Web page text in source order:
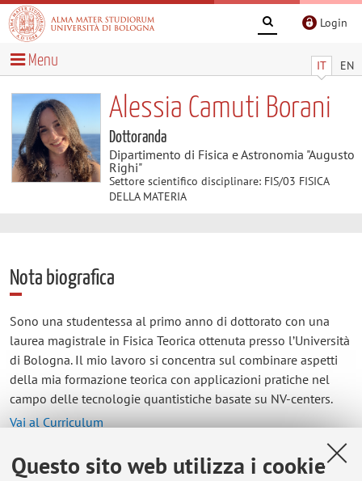
Questo sito web utilizza i cookie
Login
IT EN
Menu
Alessia Camuti Borani
Dottoranda
Dipartimento di Fisica e Astronomia "Augusto
Righi"
Settore scientifico disciplinare: FIS/03 FISICA
DELLA MATERIA
Nota biografica
Sono una studentessa al primo anno di dottorato con una
laurea magistrale in Fisica Teorica ottenuta presso l’Università
di Bologna. Il mio lavoro si concentra sul combinare aspetti
della mia formazione teorica con applicazioni pratiche nel
campo delle tecnologie quantistiche basate su NV-centers.
Vai al Curriculum
Contatti